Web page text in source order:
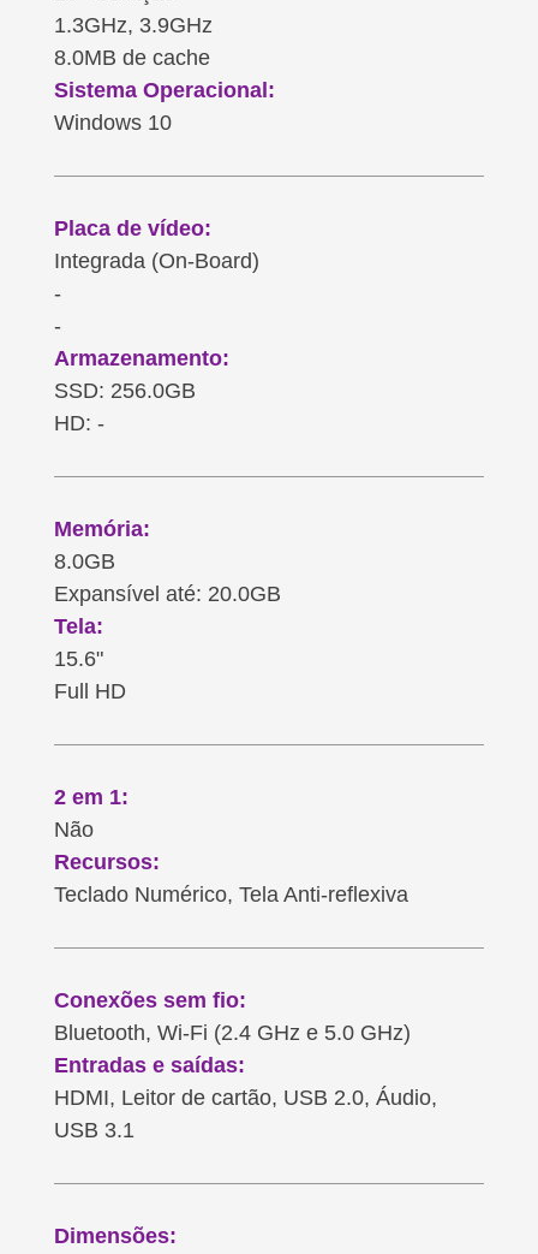
1.3GHz, 3.9GHz
8.0MB de cache
Sistema Operacional:
Windows 10
Placa de vídeo:
Integrada (On-Board)
-
-
Armazenamento:
SSD: 256.0GB
HD: -
Memória:
8.0GB
Expansível até: 20.0GB
Tela:
15.6"
Full HD
2 em 1:
Não
Recursos:
Teclado Numérico, Tela Anti-reflexiva
Conexões sem fio:
Bluetooth, Wi-Fi (2.4 GHz e 5.0 GHz)
Entradas e saídas:
HDMI, Leitor de cartão, USB 2.0, Áudio,
USB 3.1
Dimensões: